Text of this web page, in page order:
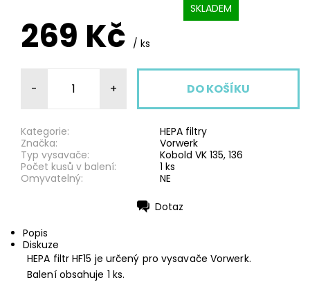
SKLADEM
269 Kč / ks
- +
Kategorie:
HEPA filtry
Značka:
Vorwerk
Typ vysavače:
Kobold VK 135, 136
Počet kusů v balení:
1 ks
Omyvatelný:
NE
Dotaz
Popis
Diskuze
HEPA filtr HF15 je určený pro vysavače Vorwerk.
Balení obsahuje 1 ks.